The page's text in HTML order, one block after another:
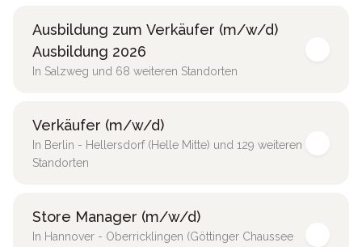
Ausbildung zum Verkäufer (m/w/d)
Ausbildung 2026
In Salzweg und 68 weiteren Standorten
Verkäufer (m/w/d)
In Berlin - Hellersdorf (Helle Mitte) und 129 weiteren
Standorten
Store Manager (m/w/d)
In Hannover - Oberricklingen (Göttinger Chaussee